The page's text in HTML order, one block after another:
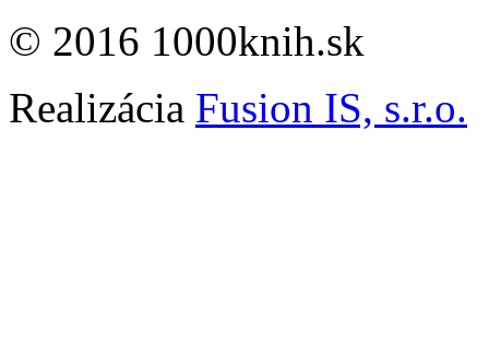
© 2016 1000knih.sk
Realizácia Fusion IS, s.r.o.